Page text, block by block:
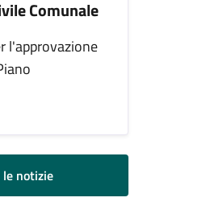
Comunale
l'approvazione
notizie